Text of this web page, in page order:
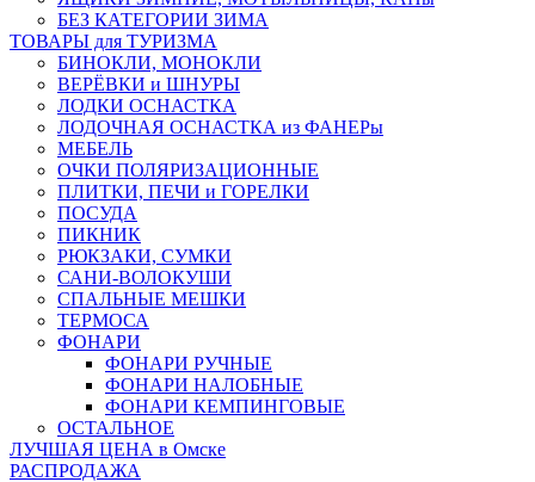
БЕЗ КАТЕГОРИИ ЗИМА
ТОВАРЫ для ТУРИЗМА
БИНОКЛИ, МОНОКЛИ
ВЕРЁВКИ и ШНУРЫ
ЛОДКИ ОСНАСТКА
ЛОДОЧНАЯ ОСНАСТКА из ФАНЕРы
МЕБЕЛЬ
ОЧКИ ПОЛЯРИЗАЦИОННЫЕ
ПЛИТКИ, ПЕЧИ и ГОРЕЛКИ
ПОСУДА
ПИКНИК
РЮКЗАКИ, СУМКИ
САНИ-ВОЛОКУШИ
СПАЛЬНЫЕ МЕШКИ
ТЕРМОСА
ФОНАРИ
ФОНАРИ РУЧНЫЕ
ФОНАРИ НАЛОБНЫЕ
ФОНАРИ КЕМПИНГОВЫЕ
ОСТАЛЬНОЕ
ЛУЧШАЯ ЦЕНА в Омске
РАСПРОДАЖА